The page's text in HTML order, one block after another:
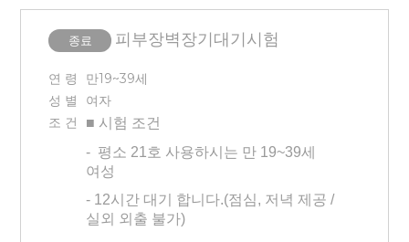
불가능합니다. 방문일 확인 후 신청해
금요일에 입금됩니다.
B&A 대상자 모집 조건 (B&A촬영 시
6만원 추가!!) (V1, V4, V5 B&A 촬영)
1) 피어싱이 없으신 분
2) 가발 착용 시 제거 후 진행
피부 관리 모두 없는 분)
- 타 시험(안면부, 전박부,
불가능합니다.
- 본인 부주의(눈썹 문신, 속눈썹 펌,
눈썹 염색 등)로 인한 시험 탈락의 경우
교통비 지급이 어렵습니다.
- 본 시험은 시간, 날짜 변경이
불가능합니다. 방문일 확인 후 신청해
주시기 바랍니다
종료 피부장벽장기대기시험
연 령
만19~39세
성 별
여자
조 건
■ 시험 조건
- 평소 21호 사용하시는 만 19~39세
여성
- 12시간 대기 합니다.(점심, 저녁 제공 /
실외 외출 불가)